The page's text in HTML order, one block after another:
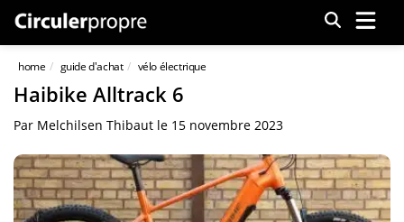
Menu
home guide d'achat vélo électrique
Haibike Alltrack 6
Par Melchilsen Thibaut le 15 novembre 2023